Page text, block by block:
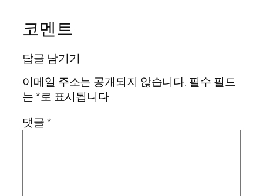
코멘트
답글 남기기
이메일 주소는 공개되지 않습니다. 필수 필드
는*로 표시됩니다
댓글*